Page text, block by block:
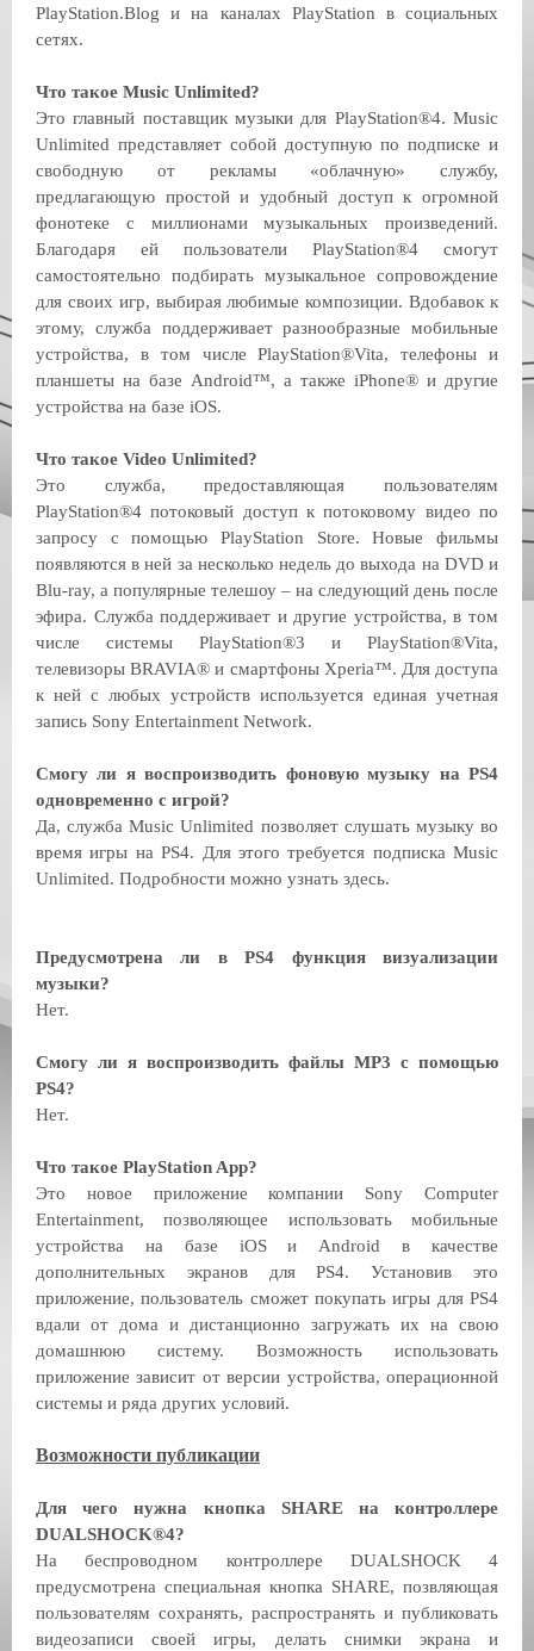
PlayStation.Blog и на каналах PlayStation в социальных
сетях.
Что такое Music Unlimited?
Это главный поставщик музыки для PlayStation®4. Music
Unlimited представляет собой доступную по подписке и
свободную от рекламы «облачную» службу,
предлагающую простой и удобный доступ к огромной
фонотеке с миллионами музыкальных произведений.
Благодаря ей пользователи PlayStation®4 смогут
самостоятельно подбирать музыкальное сопровождение
для своих игр, выбирая любимые композиции. Вдобавок к
этому, служба поддерживает разнообразные мобильные
устройства, в том числе PlayStation®Vita, телефоны и
планшеты на базе Android™, а также iPhone® и другие
устройства на базе iOS.
Что такое Video Unlimited?
Это служба, предоставляющая пользователям
PlayStation®4 потоковый доступ к потоковому видео по
запросу с помощью PlayStation Store. Новые фильмы
появляются в ней за несколько недель до выхода на DVD и
Blu-ray, а популярные телешоу – на следующий день после
эфира. Служба поддерживает и другие устройства, в том
числе системы PlayStation®3 и PlayStation®Vita,
телевизоры BRAVIA® и смартфоны Xperia™. Для доступа
к ней с любых устройств используется единая учетная
запись Sony Entertainment Network.
Смогу ли я воспроизводить фоновую музыку на PS4
одновременно с игрой?
Да, служба Music Unlimited позволяет слушать музыку во
время игры на PS4. Для этого требуется подписка Music
Unlimited. Подробности можно узнать здесь.
Предусмотрена ли в PS4 функция визуализации
музыки?
Нет.
Смогу ли я воспроизводить файлы MP3 с помощью
PS4?
Нет.
Что такое PlayStation App?
Это новое приложение компании Sony Computer
Entertainment, позволяющее использовать мобильные
устройства на базе iOS и Android в качестве
дополнительных экранов для PS4. Установив это
приложение, пользователь сможет покупать игры для PS4
вдали от дома и дистанционно загружать их на свою
домашнюю систему. Возможность использовать
приложение зависит от версии устройства, операционной
системы и ряда других условий.
Возможности публикации
Для чего нужна кнопка SHARE на контроллере
DUALSHOCK®4?
На беспроводном контроллере DUALSHOCK 4
предусмотрена специальная кнопка SHARE, позвляющая
пользователям сохранять, распространять и публиковать
видеозаписи своей игры, делать снимки экрана и